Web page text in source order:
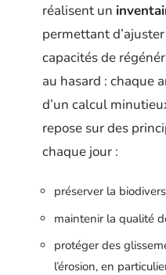
réalisent un
permettant d’ajuster
capacités de
au hasard : chaque
d’un calcul
repose sur des
chaque jour :
préserver la
maintenir la qualité
protéger des
l’érosion, en